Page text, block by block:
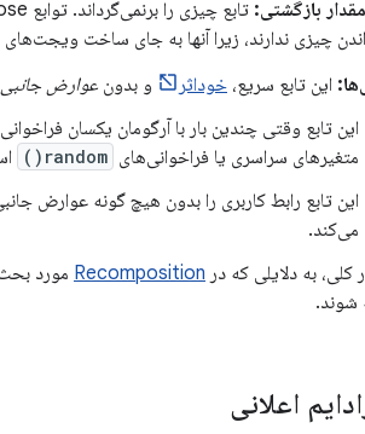
بازگشتی:
چیزی ندارند، زیرا آنها به جای ساخت
این تابع سریع، خوداثر و بدون عوارض جانبی
این تابع وقتی چندین بار با آرگومان یکسان
متغیرهای سراسری یا فراخوانی‌های random()
این تابع رابط کاربری را بدون هیچ گونه عوارض
می‌کند.
کلی، به دلایلی که در Recomposition مورد بحث
شوند.
اعلانی